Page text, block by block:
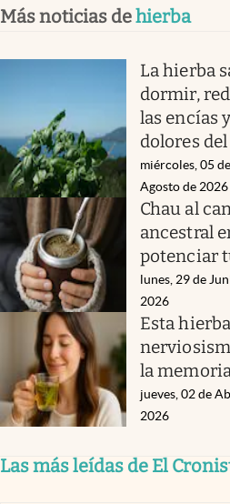
Más noticias dehierba
La hierba
dormir,
las encías
dolores
miércoles, 05 de
Agosto de 2026
Chau al
ancestral
potenciar
lunes, 29 de
2026
Esta
la
jueves, 02 de
2026
Las más leídas de El